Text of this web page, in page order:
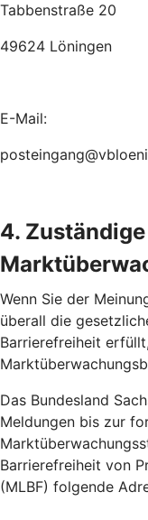
Tabbenstraße 20
49624 Löningen
E-Mail:
4. Zuständige
Wenn Sie der
überall die
Barrierefreiheit
Das Bundesland
Meldungen bis zur
Barrierefreiheit von
(MLBF) folgende